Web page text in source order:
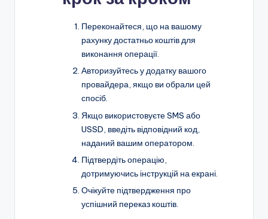
Переконайтеся, що на вашому
рахунку достатньо коштів для
виконання операції.
Авторизуйтесь у додатку вашого
провайдера, якщо ви обрали цей
спосіб.
Якщо використовуєте SMS або
USSD, введіть відповідний код,
наданий вашим оператором.
Підтвердіть операцію,
дотримуючись інструкцій на екрані.
Очікуйте підтвердження про
успішний переказ коштів.